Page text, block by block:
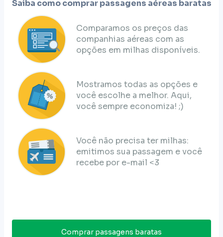
Saiba como comprar passagens aéreas baratas
Comparamos os preços das
companhias aéreas com as
opções em milhas disponíveis.
Mostramos todas as opções e
você escolhe a melhor. Aqui,
você sempre economiza! ;)
Você não precisa ter milhas:
emitimos sua passagem e você
recebe por e-mail <3
Comprar passagens baratas